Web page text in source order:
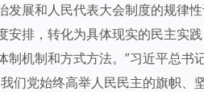
发展和人民代表大会制度的规律
安排，转化为具体现实的民主实
制机制和方式方法。”习近平总书
们党始终高举人民民主的旗帜、